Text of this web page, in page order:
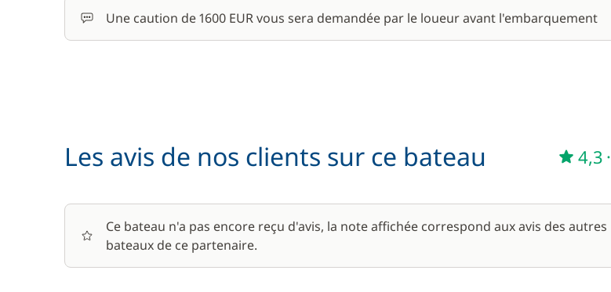
Parking Voitures
Une caution de 1600 EUR vous sera demandée par le loueur avant l'embarquement
Les avis de nos clients sur ce bateau 4,3 ·
Ce bateau n'a pas encore reçu d'avis, la note affichée correspond aux avis des autres
bateaux de ce partenaire.